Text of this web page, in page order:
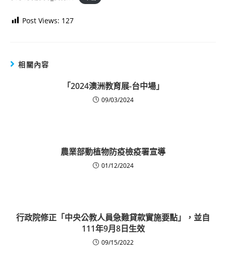
Post Views: 127
相關內容
「2024澳洲教育展-台中場」
09/03/2024
農業部動植物防疫檢疫署宣導
01/12/2024
行政院修正「中央公教人員急難貸款實施要點」，並自
111年9月8日生效
09/15/2022